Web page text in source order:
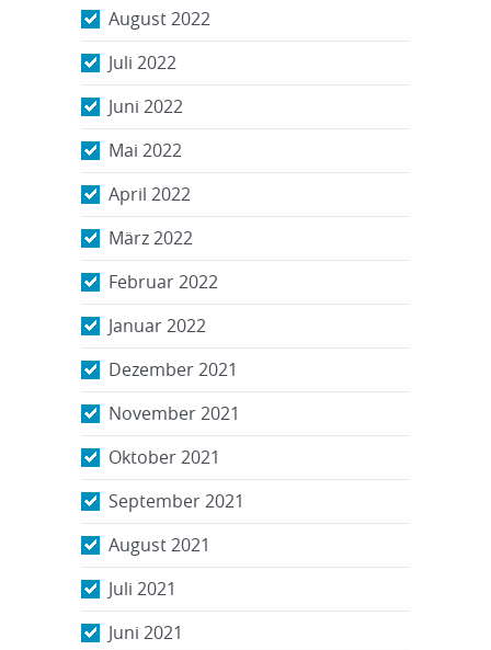
August 2022
Juli 2022
Juni 2022
Mai 2022
April 2022
März 2022
Februar 2022
Januar 2022
Dezember 2021
November 2021
Oktober 2021
September 2021
August 2021
Juli 2021
Juni 2021